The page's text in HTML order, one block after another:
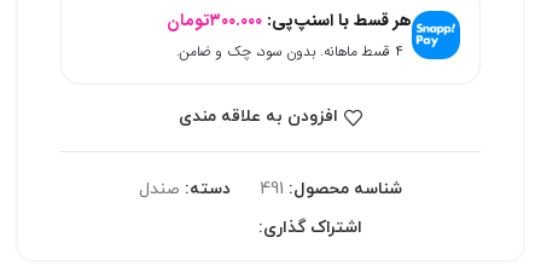
هر قسط با اسنپ‌پی: ۳۰۰.۰۰۰تومان
۴ قسط ماهانه. بدون سود، چک و ضامن.
افزودن به علاقه مندی
شناسه محصول: 491 دسته: صندل
اشتراک گذاری: